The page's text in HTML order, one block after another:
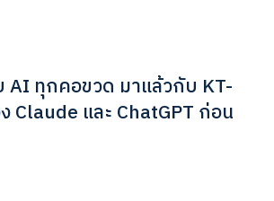
AI ทุกคอขวด มาแล้วกับ KT-
Claude และ ChatGPT ก่อน